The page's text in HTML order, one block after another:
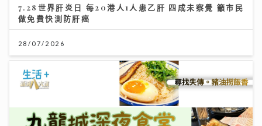
7.28世界肝炎日 每20港人1人患乙肝 四成未察覺 籲市民
做免費快測防肝癌
28/07/2026